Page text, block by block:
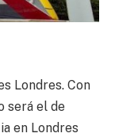
Londres. Con
será el de
en Londres